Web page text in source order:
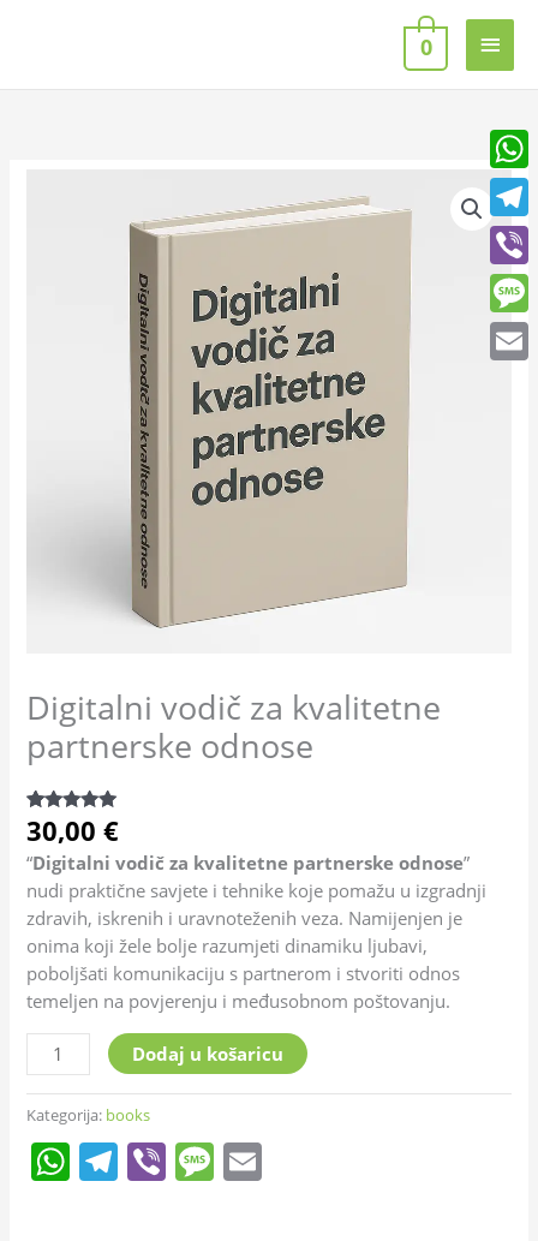
Main
0
Digitalni vodič za kvalitetne
partnerske odnose
Korisničke
ocjene:
4.85od
ukupno 5 (
40
korisnika)
30,00€
“Digitalni vodič za kvalitetne partnerske odnose”
nudi praktične savjete i tehnike koje pomažu u izgradnji
zdravih, iskrenih i uravnoteženih veza. Namijenjen je
onima koji žele bolje razumjeti dinamiku ljubavi,
poboljšati komunikaciju s partnerom i stvoriti odnos
temeljen na povjerenju i međusobnom poštovanju.
Dodaj u košaricu
Kategorija: books
WhatsApp
Telegram
ViberMessage
Viber